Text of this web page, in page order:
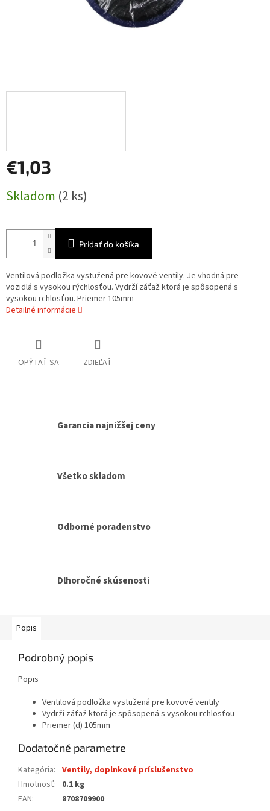
€1,03
cena:
Skladom (2 ks)
Pridať do košíka
Ventilová podložka vystužená pre kovové ventily. Je vhodná pre
vozidlá s vysokou rýchlosťou. Vydrží záťaž ktorá je spôsopená s
vysokou rchlosťou. Priemer 105mm
Detailné informácie
OPÝTAŤ SA ZDIEĽAŤ
Garancia najnižšej ceny
Všetko skladom
Odborné poradenstvo
Dlhoročné skúsenosti
Popis
Podrobný popis
Popis
Ventilová podložka vystužená pre kovové ventily
Vydrží záťaž ktorá je spôsopená s vysokou rchlosťou
Priemer (d) 105mm
Dodatočné parametre
Kategória: Ventily, doplnkové príslušenstvo
Hmotnosť: 0.1 kg
EAN: 8708709900